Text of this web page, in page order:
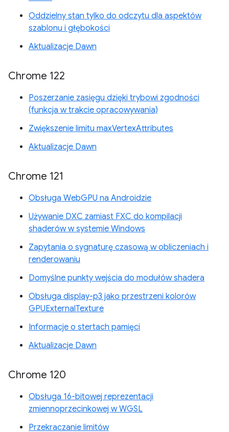
Oddzielny stan tylko do odczytu dla aspektów
szablonu i głębokości
Aktualizacje Dawn
Chrome 122
Poszerzanie zasięgu dzięki trybowi zgodności
(funkcja w trakcie opracowywania)
Zwiększenie limitu maxVertexAttributes
Aktualizacje Dawn
Chrome 121
Obsługa WebGPU na Androidzie
Używanie DXC zamiast FXC do kompilacji
shaderów w systemie Windows
Zapytania o sygnaturę czasową w obliczeniach i
renderowaniu
Domyślne punkty wejścia do modułów shadera
Obsługa display-p3 jako przestrzeni kolorów
GPUExternalTexture
Informacje o stertach pamięci
Aktualizacje Dawn
Chrome 120
Obsługa 16-bitowej reprezentacji
zmiennoprzecinkowej w WGSL
Przekraczanie limitów